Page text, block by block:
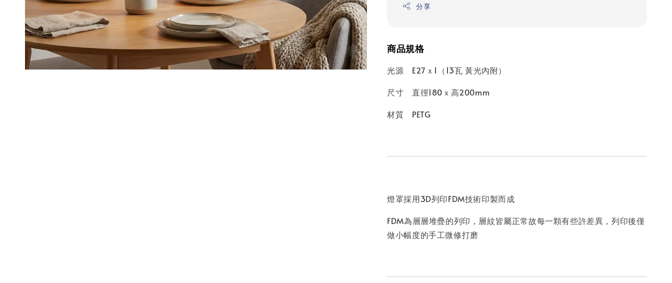
分享
商品規格
光源 E27ｘ1（13瓦 黃光內附）
尺寸 直徑180ｘ高200mm
材質 PETG
燈罩採用3D列印FDM技術印製而成
FDM為層層堆疊的列印，層紋皆屬正常故每一顆有些許差異，列印後僅
做小幅度的手工微修打磨